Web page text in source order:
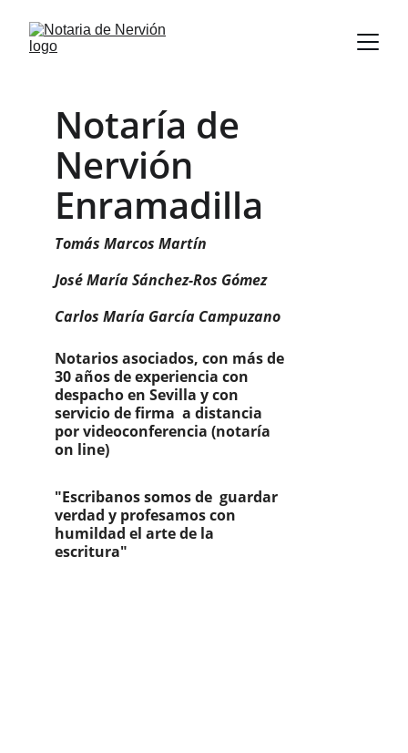
Notaría de
Nervión
Enramadilla
Tomás Marcos Martín
José María Sánchez-Ros Gómez
Carlos María García Campuzano
Notarios asociados, con más de
30 años de experiencia con
despacho en Sevilla y con
servicio de firma  a distancia
por videoconferencia (notaría
on line)
"Escribanos somos de  guardar
verdad y profesamos con
humildad el arte de la
escritura"